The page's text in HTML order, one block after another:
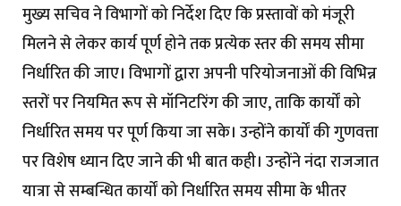
मुख्य सचिव ने विभागों को निर्देश दिए कि प्रस्तावों को मंजूरी
मिलने से लेकर कार्य पूर्ण होने तक प्रत्येक स्तर की समय सीमा
निर्धारित की जाए। विभागों द्वारा अपनी परियोजनाओं की विभिन्न
स्तरों पर नियमित रूप से मॉनिटरिंग की जाए, ताकि कार्यों को
निर्धारित समय पर पूर्ण किया जा सके। उन्होंने कार्यों की गुणवत्ता
पर विशेष ध्यान दिए जाने की भी बात कही। उन्होंने नंदा राजजात
यात्रा से सम्बन्धित कार्यों को निर्धारित समय सीमा के भीतर